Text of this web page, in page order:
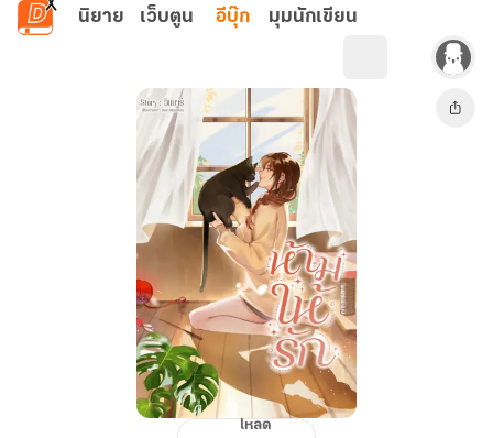
ข้ามไปยังเนื้อหาหลัก
นิยาย เว็บตูน อีบุ๊ก มุมนักเขียน
โหลด